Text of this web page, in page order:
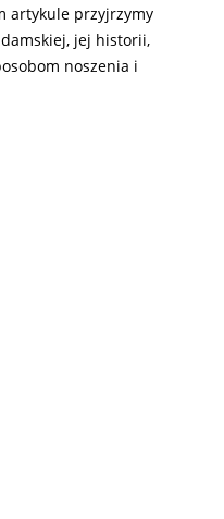
artykule przyjrzymy
jej historii,
noszenia i